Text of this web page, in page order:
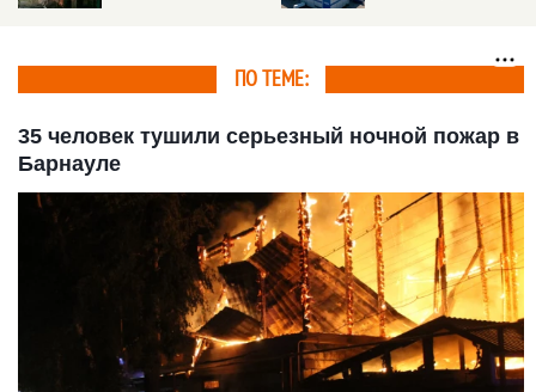
ПО ТЕМЕ:
35 человек тушили серьезный ночной пожар в
Барнауле